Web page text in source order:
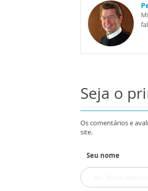
Seja o
Os comentários e
site.
Seu nome